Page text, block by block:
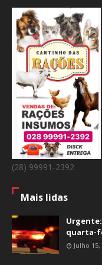
(28) 99991-2392
Mais lidas
quarta-
Julho 15,